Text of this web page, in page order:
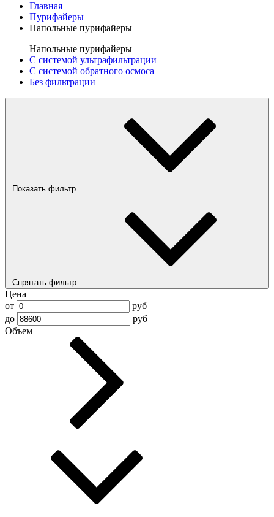
Главная
Пурифайеры
Напольные пурифайеры
Напольные пурифайеры
С системой ультрафильтрации
С системой обратного осмоса
Без фильтрации
Показать фильтр
Спрятать фильтр
Цена
от
руб
до
руб
Объем